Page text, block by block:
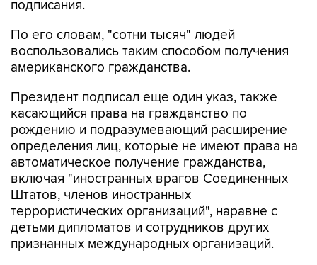
подписания.
По его словам, "сотни тысяч" людей
воспользовались таким способом получения
американского гражданства.
Президент подписал еще один указ, также
касающийся права на гражданство по
рождению и подразумевающий расширение
определения лиц, которые не имеют права на
автоматическое получение гражданства,
включая "иностранных врагов Соединенных
Штатов, членов иностранных
террористических организаций", наравне с
детьми дипломатов и сотрудников других
признанных международных организаций.